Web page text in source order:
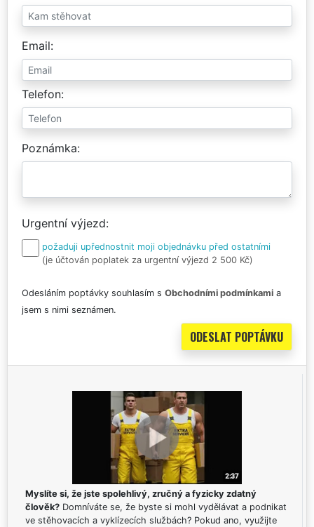
Email
Telefon
Poznámka
Urgentní výjezd
požaduji upřednostnit moji objednávku před ostatními
(je účtován poplatek za urgentní výjezd 2 500 Kč)
Odesláním poptávky souhlasím s Obchodními podmínkami a
jsem s nimi seznámen.
Myslíte si, že jste spolehlivý, zručný a fyzicky zdatný
člověk? Domníváte se, že byste si mohl vydělávat a podnikat
ve stěhovacích a vyklízecích službách? Pokud ano, využijte